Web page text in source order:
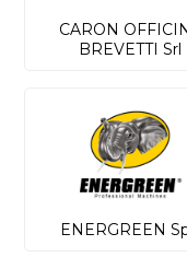
CARON
BREVETTI Srl
ENERGREEN